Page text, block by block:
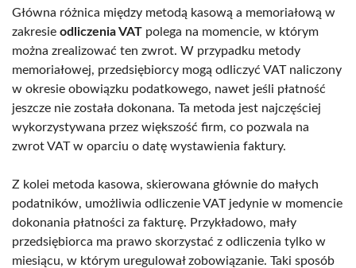
Główna różnica między metodą kasową a memoriałową w
zakresie odliczenia VAT polega na momencie, w którym
można zrealizować ten zwrot. W przypadku metody
memoriałowej, przedsiębiorcy mogą odliczyć VAT naliczony
w okresie obowiązku podatkowego, nawet jeśli płatność
jeszcze nie została dokonana. Ta metoda jest najczęściej
wykorzystywana przez większość firm, co pozwala na
zwrot VAT w oparciu o datę wystawienia faktury.
Z kolei metoda kasowa, skierowana głównie do małych
podatników, umożliwia odliczenie VAT jedynie w momencie
dokonania płatności za fakturę. Przykładowo, mały
przedsiębiorca ma prawo skorzystać z odliczenia tylko w
miesiącu, w którym uregulował zobowiązanie. Taki sposób